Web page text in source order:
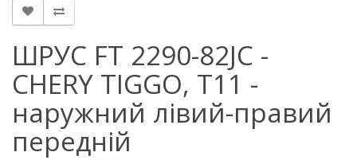
ШРУС FT 2290-82JC -
CHERY TIGGO, T11 -
наружний лівий-правий
передній